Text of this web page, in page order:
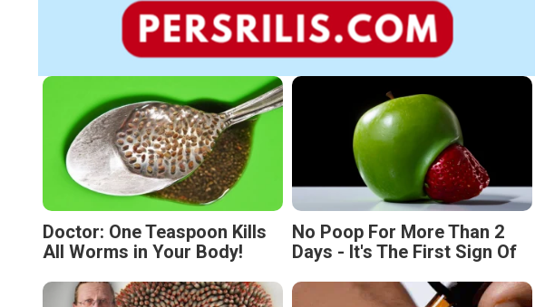
Doctor: One Teaspoon Kills
All Worms in Your Body!
No Poop For More Than 2
Days - It's The First Sign Of